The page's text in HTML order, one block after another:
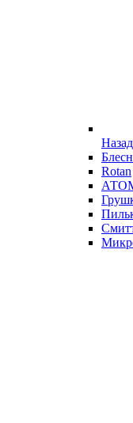
Назад
Rotan